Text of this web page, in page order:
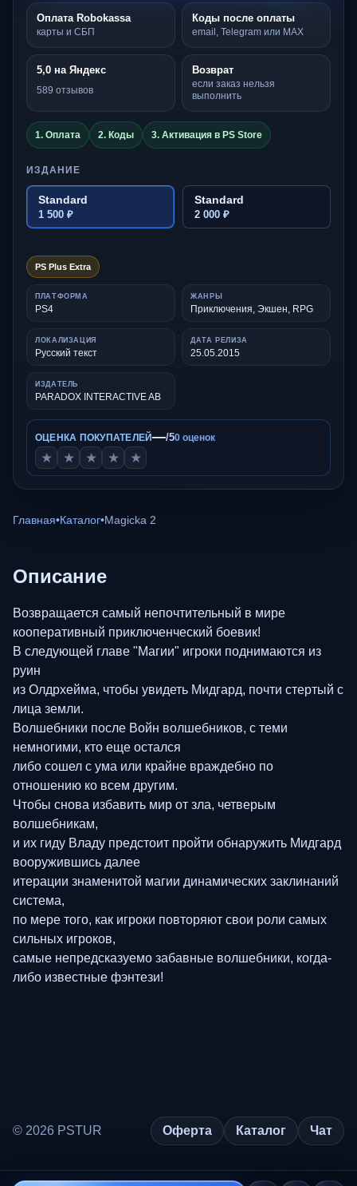
Оплата Robokassa
карты и СБП
Коды после оплаты
email, Telegram или MAX
5,0 на Яндекс
589 отзывов
Возврат
если заказ нельзя
выполнить
1. Оплата 2. Коды 3. Активация в PS Store
ИЗДАНИЕ
Standard
1 500 ₽
Standard
2 000 ₽
PS Plus Extra
ПЛАТФОРМА
PS4
ЖАНРЫ
Приключения, Экшен, RPG
ЛОКАЛИЗАЦИЯ
Русский текст
ДАТА РЕЛИЗА
25.05.2015
ИЗДАТЕЛЬ
PARADOX INTERACTIVE AB
ОЦЕНКА ПОКУПАТЕЛЕЙ—/50 оценок
★ ★ ★ ★ ★
Главная•Каталог•Magicka 2
Описание
Возвращается самый непочтительный в мире
кооперативный приключенческий боевик!
В следующей главе "Магии" игроки поднимаются из
руин
из Олдрхейма, чтобы увидеть Мидгард, почти стертый с
лица земли.
Волшебники после Войн волшебников, с теми
немногими, кто еще остался
либо сошел с ума или крайне враждебно по
отношению ко всем другим.
Чтобы снова избавить мир от зла, четверым
волшебникам,
и их гиду Владу предстоит пройти обнаружить Мидгард
вооружившись далее
итерации знаменитой магии динамических заклинаний
система,
по мере того, как игроки повторяют свои роли самых
сильных игроков,
самые непредсказуемо забавные волшебники, когда-
либо известные фэнтези!
© 2026 PSTUR Оферта Каталог Чат